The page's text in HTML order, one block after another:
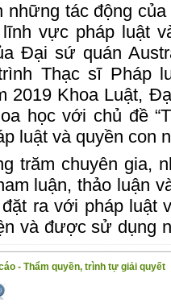
tác động
vực pháp luật
Đại sứ quán
Thạc sĩ Pháp
2019 Khoa Luật,
học với chủ đề
luật và quyền con
trăm chuyên gia,
luận, thảo luận
ra với pháp luật
và được sử dụng
luận Khoa
chỉnh lý thành
- Thẩm quyền, trình tự giải quyết